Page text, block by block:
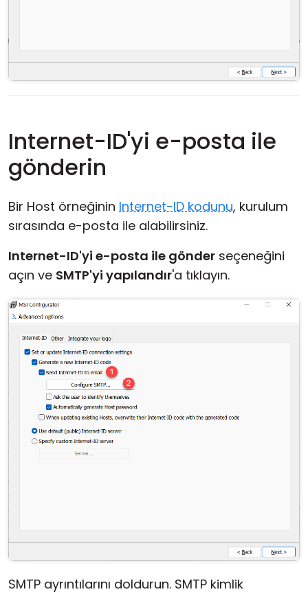
Internet-ID'yi e-posta ile
gönderin
Bir Host örneğinin Internet-ID kodunu, kurulum
sırasında e-posta ile alabilirsiniz.
Internet-ID'yi e-posta ile gönder seçeneğini
açın ve SMTP'yi yapılandır'a tıklayın.
SMTP ayrıntılarını doldurun. SMTP kimlik